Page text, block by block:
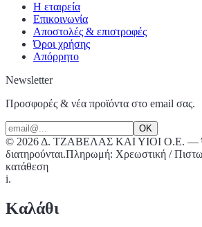
Η εταιρεία
Επικοινωνία
Αποστολές & επιστροφές
Όροι χρήσης
Απόρρητο
Newsletter
Προσφορές & νέα προϊόντα στο email σας.
OK
© 2026 Δ. ΤΖΑΒΕΛΑΣ ΚΑΙ ΥΙΟΙ Ο.Ε. —
διατηρούνται.Πληρωμή: Χρεωστική /
κατάθεση
i.
Καλάθι